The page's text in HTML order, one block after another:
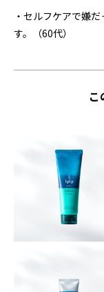
・セルフケアで嫌
す。（60代）
こ